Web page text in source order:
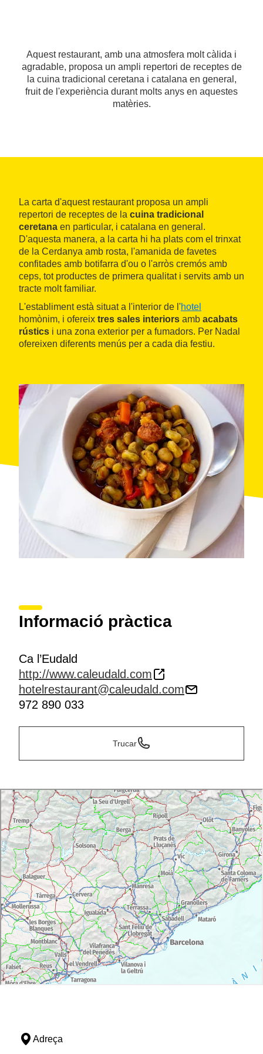
Aquest restaurant, amb una atmosfera molt càlida i
agradable, proposa un ampli repertori de receptes de
la cuina tradicional ceretana i catalana en general,
fruit de l'experiència durant molts anys en aquestes
matèries.
La carta d'aquest restaurant proposa un ampli
repertori de receptes de la cuina tradicional
ceretana en particular, i catalana en general.
D'aquesta manera, a la carta hi ha plats com el trinxat
de la Cerdanya amb rosta, l'amanida de favetes
confitades amb botifarra d'ou o l'arròs cremós amb
ceps, tot productes de primera qualitat i servits amb un
tracte molt familiar.
L'establiment està situat a l'interior de l'hotel
homònim, i ofereix tres sales interiors amb acabats
rústics i una zona exterior per a fumadors. Per Nadal
ofereixen diferents menús per a cada dia festiu.
Informació pràctica
Ca l’Eudald
http://www.caleudald.com
hotelrestaurant@caleudald.com
972 890 033
Trucar
Adreça